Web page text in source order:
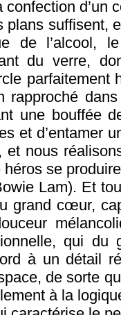
d’un
plans suffisent,
de l’alcool,
du verre,
rapproché
une bouffée
et d’entamer
et nous
se
Lam). Et
grand cœur,
qui du
à un détail
de sorte
à la